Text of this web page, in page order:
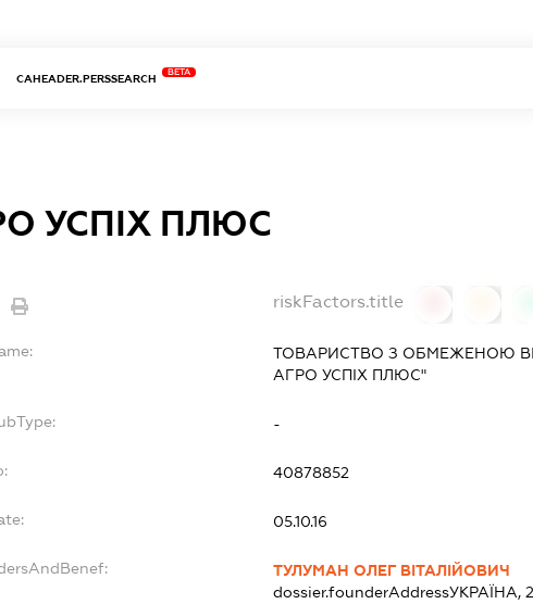
CAHEADER.PERSSEARCH
BETA
УСПІХ ПЛЮС
riskFactors.title
ТОВАРИСТВО З ОБМЕЖЕНОЮ
АГРО УСПІХ ПЛЮС"
-
40878852
05.10.16
ТУЛУМАН ОЛЕГ ВІТАЛІЙОВИЧ
dossier.founderAddressУКРАЇНА,